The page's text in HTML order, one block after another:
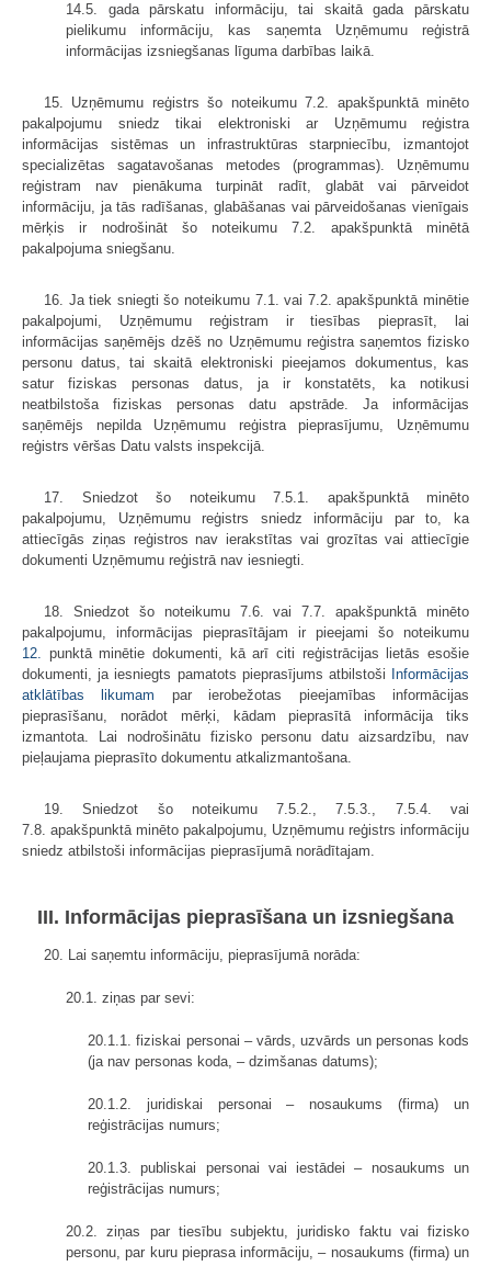
14.5. gada pārskatu informāciju, tai skaitā gada pārskatu
pielikumu informāciju, kas saņemta Uzņēmumu reģistrā
informācijas izsniegšanas līguma darbības laikā.
15. Uzņēmumu reģistrs šo noteikumu 7.2. apakšpunktā minēto
pakalpojumu sniedz tikai elektroniski ar Uzņēmumu reģistra
informācijas sistēmas un infrastruktūras starpniecību, izmantojot
specializētas sagatavošanas metodes (programmas). Uzņēmumu
reģistram nav pienākuma turpināt radīt, glabāt vai pārveidot
informāciju, ja tās radīšanas, glabāšanas vai pārveidošanas vienīgais
mērķis ir nodrošināt šo noteikumu 7.2. apakšpunktā minētā
pakalpojuma sniegšanu.
16. Ja tiek sniegti šo noteikumu 7.1. vai 7.2. apakšpunktā minētie
pakalpojumi, Uzņēmumu reģistram ir tiesības pieprasīt, lai
informācijas saņēmējs dzēš no Uzņēmumu reģistra saņemtos fizisko
personu datus, tai skaitā elektroniski pieejamos dokumentus, kas
satur fiziskas personas datus, ja ir konstatēts, ka notikusi
neatbilstoša fiziskas personas datu apstrāde. Ja informācijas
saņēmējs nepilda Uzņēmumu reģistra pieprasījumu, Uzņēmumu
reģistrs vēršas Datu valsts inspekcijā.
17. Sniedzot šo noteikumu 7.5.1. apakšpunktā minēto
pakalpojumu, Uzņēmumu reģistrs sniedz informāciju par to, ka
attiecīgās ziņas reģistros nav ierakstītas vai grozītas vai attiecīgie
dokumenti Uzņēmumu reģistrā nav iesniegti.
18. Sniedzot šo noteikumu 7.6. vai 7.7. apakšpunktā minēto
pakalpojumu, informācijas pieprasītājam ir pieejami šo noteikumu
12. punktā minētie dokumenti, kā arī citi reģistrācijas lietās esošie
dokumenti, ja iesniegts pamatots pieprasījums atbilstoši
Informācijas
atklātības likumam par ierobežotas pieejamības informācijas
pieprasīšanu, norādot mērķi, kādam pieprasītā informācija tiks
izmantota. Lai nodrošinātu fizisko personu datu aizsardzību, nav
pieļaujama pieprasīto dokumentu atkalizmantošana.
19. Sniedzot šo noteikumu 7.5.2., 7.5.3., 7.5.4. vai
7.8. apakšpunktā minēto pakalpojumu, Uzņēmumu reģistrs informāciju
sniedz atbilstoši informācijas pieprasījumā norādītajam.
III. Informācijas pieprasīšana un izsniegšana
20. Lai saņemtu informāciju, pieprasījumā norāda:
20.1. ziņas par sevi:
20.1.1. fiziskai personai – vārds, uzvārds un personas kods
(ja nav personas koda, – dzimšanas datums);
20.1.2. juridiskai personai – nosaukums (firma) un
reģistrācijas numurs;
20.1.3. publiskai personai vai iestādei – nosaukums un
reģistrācijas numurs;
20.2. ziņas par tiesību subjektu, juridisko faktu vai fizisko
personu, par kuru pieprasa informāciju, – nosaukums (firma) un